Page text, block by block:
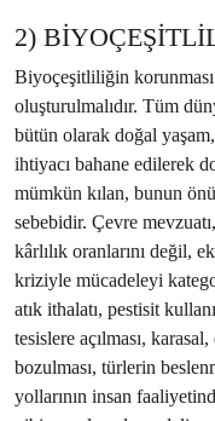
2)
Biyoçeşitliliğin
oluşturulmalıdır. Tüm
bütün olarak doğal
ihtiyacı bahane edilerek
mümkün kılan, bunun
sebebidir. Çevre
kârlılık oranlarını değil,
kriziyle mücadeleyi
atık ithalatı, pestisit
tesislere açılması,
bozulması, türlerin
yollarının insan